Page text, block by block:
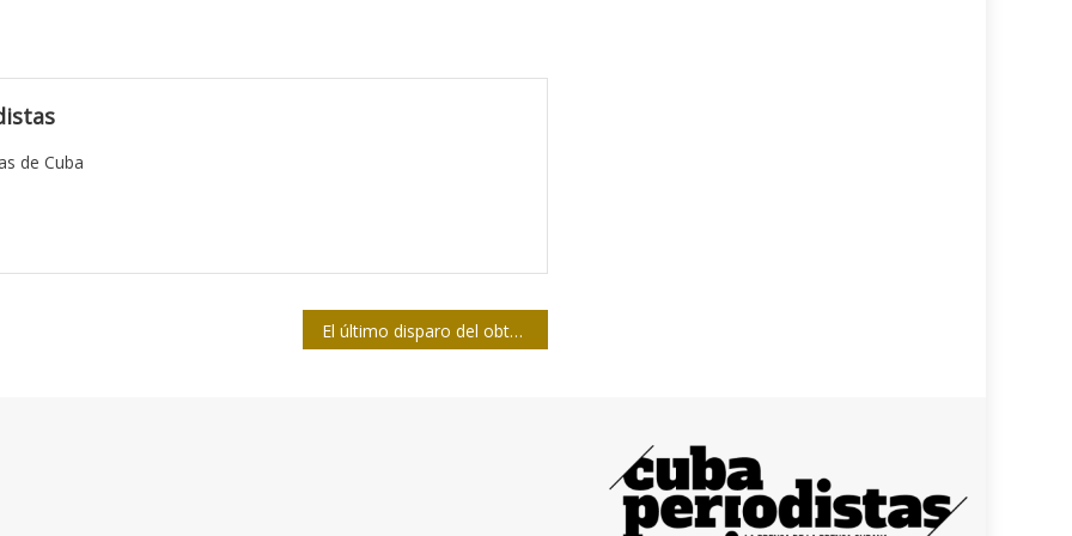
de Cuba
El último disparo del obturador